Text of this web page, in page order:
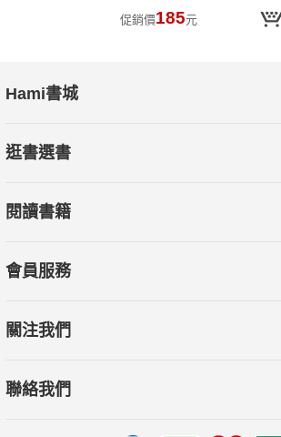
落生物)
促銷價185元
Hami書城
逛書選書
閱讀書籍
會員服務
關注我們
聯絡我們